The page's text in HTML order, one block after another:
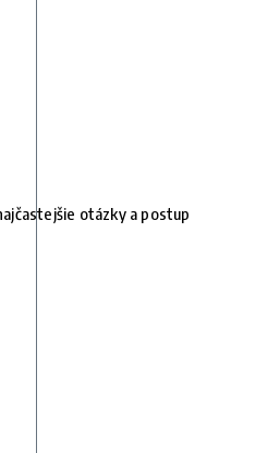
otázky a postup